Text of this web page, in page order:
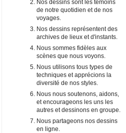
Nos dessins sont les témoins
de notre quotidien et de nos
voyages.
Nos dessins représentent des
archives de lieux et d'instants.
Nous sommes fidèles aux
scènes que nous voyons.
Nous utilisons tous types de
techniques et apprécions la
diversité de nos styles.
Nous nous soutenons, aidons,
et encourageons les uns les
autres et dessinons en groupe.
Nous partageons nos dessins
en ligne.